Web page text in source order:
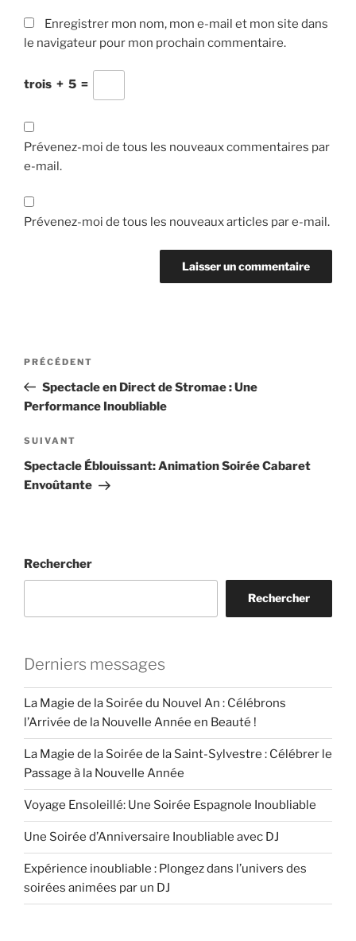
Enregistrer mon nom, mon e-mail et mon site dans
le navigateur pour mon prochain commentaire.
trois + 5 =
Prévenez-moi de tous les nouveaux commentaires par
e-mail.
Prévenez-moi de tous les nouveaux articles par e-mail.
Navigation
l’article
Article
précédent
PRÉCÉDENT
Spectacle en Direct de Stromae : Une
Performance Inoubliable
Article
suivant
SUIVANT
Spectacle Éblouissant: Animation Soirée Cabaret
Envoûtante
Rechercher
Rechercher
Derniers messages
La Magie de la Soirée du Nouvel An : Célébrons
l’Arrivée de la Nouvelle Année en Beauté !
La Magie de la Soirée de la Saint-Sylvestre : Célébrer le
Passage à la Nouvelle Année
Voyage Ensoleillé: Une Soirée Espagnole Inoubliable
Une Soirée d’Anniversaire Inoubliable avec DJ
Expérience inoubliable : Plongez dans l’univers des
soirées animées par un DJ